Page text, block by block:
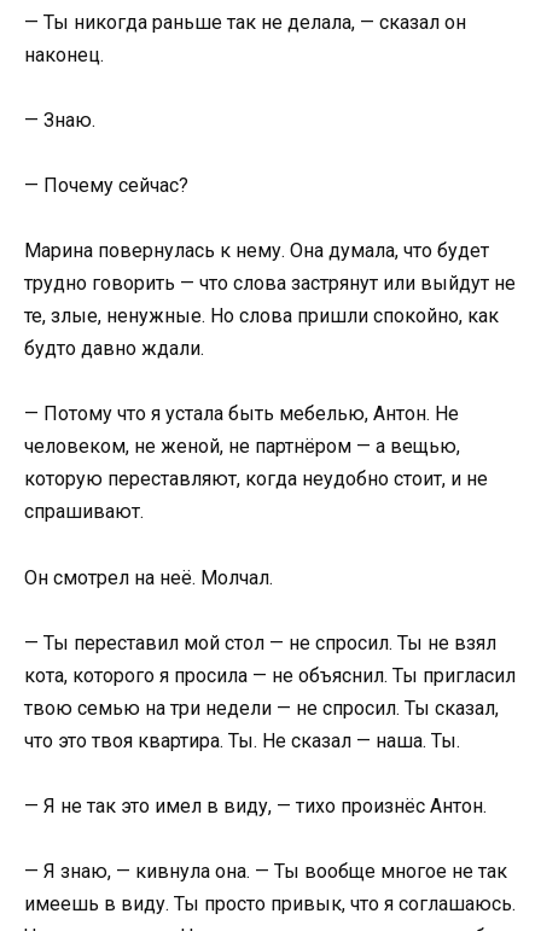
— Ты никогда раньше так не делала, — сказал он
наконец.
— Знаю.
— Почему сейчас?
Марина повернулась к нему. Она думала, что будет
трудно говорить — что слова застрянут или выйдут не
те, злые, ненужные. Но слова пришли спокойно, как
будто давно ждали.
— Потому что я устала быть мебелью, Антон. Не
человеком, не женой, не партнёром — а вещью,
которую переставляют, когда неудобно стоит, и не
спрашивают.
Он смотрел на неё. Молчал.
— Ты переставил мой стол — не спросил. Ты не взял
кота, которого я просила — не объяснил. Ты пригласил
твою семью на три недели — не спросил. Ты сказал,
что это твоя квартира. Ты. Не сказал — наша. Ты.
— Я не так это имел в виду, — тихо произнёс Антон.
— Я знаю, — кивнула она. — Ты вообще многое не так
имеешь в виду. Ты просто привык, что я соглашаюсь.